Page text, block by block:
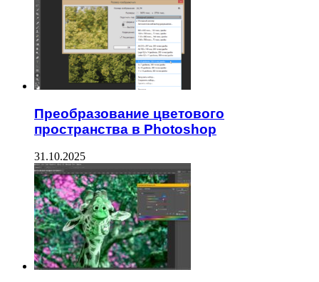
Преобразование цветового
пространства в Photoshop
31.10.2025